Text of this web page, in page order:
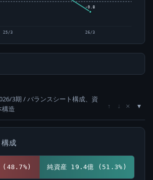
25/3
-0.8
26/3
3期 / バランスシート構成、資
構造
↑ ↓ ×
成
(48.7%) 純資産 19.4億 (51.3%)